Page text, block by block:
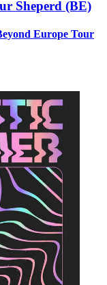
Sheperd (BE)
Europe Tour